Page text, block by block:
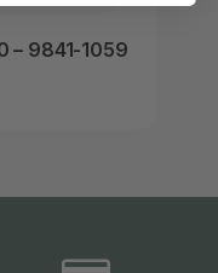
– 9841-1059